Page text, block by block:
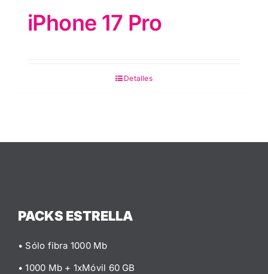
iPhone 17 Pro
Detalles
PACKS ESTRELLA
• Sólo fibra 1000 Mb
• 1000 Mb + 1xMóvil 60 GB